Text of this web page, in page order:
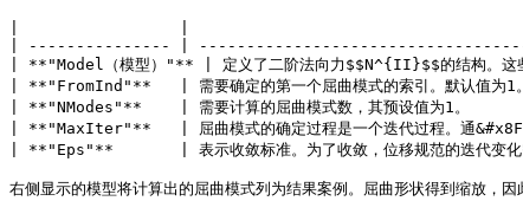
| --------------- |
| **"Model（模型）"** | 定义了二阶法向力$$N^{II}$$的结构。这
| **"FromInd"**   | 需要确定的第一个屈曲模式的索引。
| **"NModes"**    | 需要计算的屈曲模式数，
| **"MaxIter"**   | 屈曲模式的确定过程是一个迭代过
| **"Eps"**       | 表示收敛标准。为了收敛，位
右侧显示的模型将计算出的屈曲模式列为结果案例。屈曲形状得到缩放